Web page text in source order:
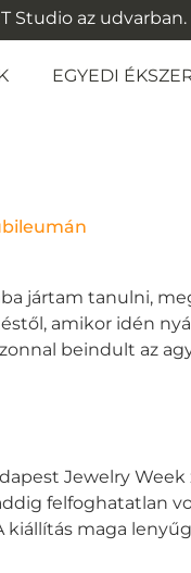
az udvarban.
EGYEDI
jártam tanulni,
amikor idén
beindult az
Jewelry
felfoghatatlan
maga